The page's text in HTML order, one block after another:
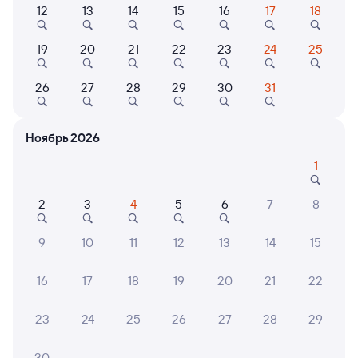
Найдём билет на поезд за вас
Даже если сейчас нет мест
Искать билеты
Вало Нетворк
Отель Санкт-
12 13 14 15 16 17 18
19 20 21 22 23 24 25
26 27 28 29 30 31
Ноябрь 2026
1
2 3 4 5 6 7 8
9 10 11 12 13 14 15
16 17 18 19 20 21 22
23 24 25 26 27 28 29